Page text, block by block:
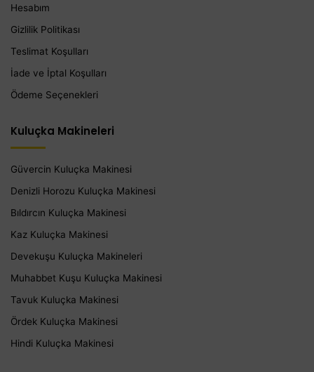
Hesabım
Gizlilik Politikası
Teslimat Koşulları
İade ve İptal Koşulları
Ödeme Seçenekleri
Kuluçka Makineleri
Güvercin Kuluçka Makinesi
Denizli Horozu Kuluçka Makinesi
Bıldırcın Kuluçka Makinesi
Kaz Kuluçka Makinesi
Devekuşu Kuluçka Makineleri
Muhabbet Kuşu Kuluçka Makinesi
Tavuk Kuluçka Makinesi
Ördek Kuluçka Makinesi
Hindi Kuluçka Makinesi